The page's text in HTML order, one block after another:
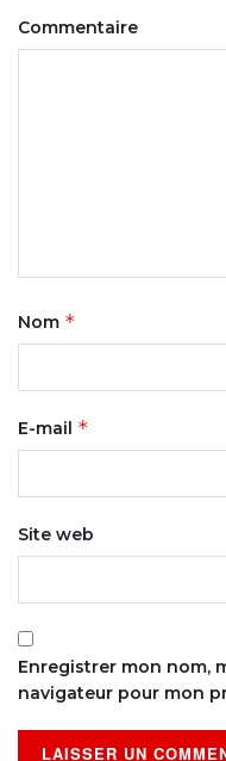
Commentaire
Nom *
E-mail *
Site web
Enregistrer mon nom,
navigateur pour mon